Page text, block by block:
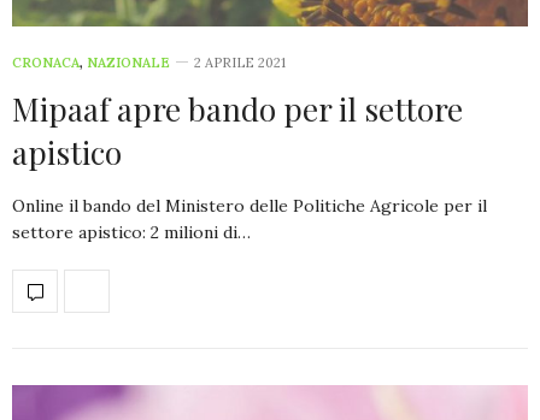
CRONACA, NAZIONALE 2 APRILE 2021
Mipaaf apre bando per il settore
apistico
Online il bando del Ministero delle Politiche Agricole per il
settore apistico: 2 milioni di…